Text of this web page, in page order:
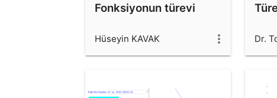
Fonksiyonun türevi
Hüseyin KAVAK Dr.